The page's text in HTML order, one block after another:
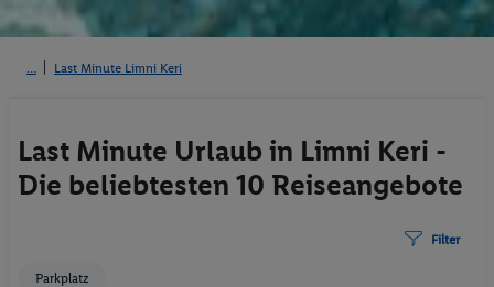
Last Minute Limni Keri
Last Minute Urlaub in Limni Keri -
Die beliebtesten 10 Reiseangebote
Filter
Parkplatz